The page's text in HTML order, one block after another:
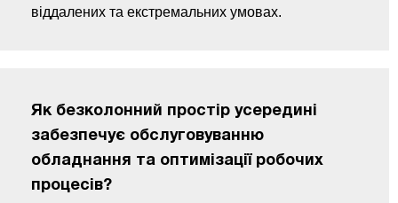
віддалених та екстремальних умовах.
Як безколонний простір усередині
забезпечує обслуговуванню
обладнання та оптимізації робочих
процесів?